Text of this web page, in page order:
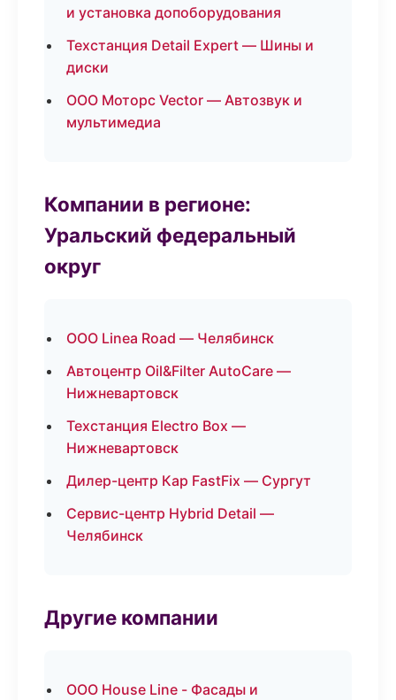
и установка допоборудования
Техстанция Detail Expert — Шины и
диски
ООО Моторс Vector — Автозвук и
мультимедиа
Компании в регионе:
Уральский федеральный
округ
ООО Linea Road — Челябинск
Автоцентр Oil&Filter AutoCare —
Нижневартовск
Техстанция Electro Box —
Нижневартовск
Дилер-центр Кар FastFix — Сургут
Сервис-центр Hybrid Detail —
Челябинск
Другие компании
ООО House Line - Фасады и